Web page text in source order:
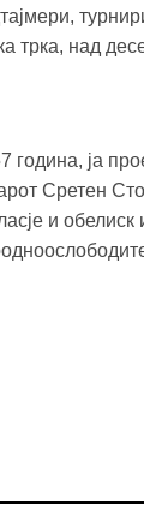
трка, над
ја
Сретен
и